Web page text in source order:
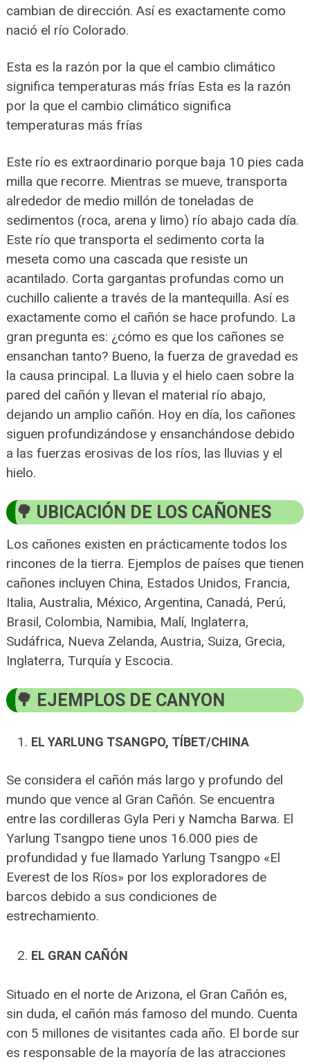
cambian de dirección. Así es exactamente como
nació el río Colorado.
Esta es la razón por la que el cambio climático
significa temperaturas más frías Esta es la razón
por la que el cambio climático significa
temperaturas más frías
Este río es extraordinario porque baja 10 pies cada
milla que recorre. Mientras se mueve, transporta
alrededor de medio millón de toneladas de
sedimentos (roca, arena y limo) río abajo cada día.
Este río que transporta el sedimento corta la
meseta como una cascada que resiste un
acantilado. Corta gargantas profundas como un
cuchillo caliente a través de la mantequilla. Así es
exactamente como el cañón se hace profundo. La
gran pregunta es: ¿cómo es que los cañones se
ensanchan tanto? Bueno, la fuerza de gravedad es
la causa principal. La lluvia y el hielo caen sobre la
pared del cañón y llevan el material río abajo,
dejando un amplio cañón. Hoy en día, los cañones
siguen profundizándose y ensanchándose debido
a las fuerzas erosivas de los ríos, las lluvias y el
hielo.
UBICACIÓN DE LOS CAÑONES
Los cañones existen en prácticamente todos los
rincones de la tierra. Ejemplos de países que tienen
cañones incluyen China, Estados Unidos, Francia,
Italia, Australia, México, Argentina, Canadá, Perú,
Brasil, Colombia, Namibia, Malí, Inglaterra,
Sudáfrica, Nueva Zelanda, Austria, Suiza, Grecia,
Inglaterra, Turquía y Escocia.
EJEMPLOS DE CANYON
EL YARLUNG TSANGPO, TÍBET/CHINA
Se considera el cañón más largo y profundo del
mundo que vence al Gran Cañón. Se encuentra
entre las cordilleras Gyla Peri y Namcha Barwa. El
Yarlung Tsangpo tiene unos 16.000 pies de
profundidad y fue llamado Yarlung Tsangpo «El
Everest de los Ríos» por los exploradores de
barcos debido a sus condiciones de
estrechamiento.
EL GRAN CAÑÓN
Situado en el norte de Arizona, el Gran Cañón es,
sin duda, el cañón más famoso del mundo. Cuenta
con 5 millones de visitantes cada año. El borde sur
es responsable de la mayoría de las atracciones